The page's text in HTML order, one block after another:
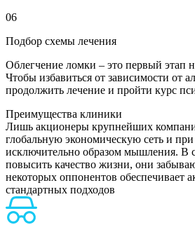
06
Подбор схемы лечения
Облегчение ломки – это первый этап
Чтобы избавиться от зависимости от
продолжить лечение и пройти курс
Преимущества клиники
Лишь акционеры крупнейших
глобальную экономическую сеть и
исключительно образом мышления. В
повысить качество жизни, они
некоторых оппонентов обеспечивает
стандартных подходов